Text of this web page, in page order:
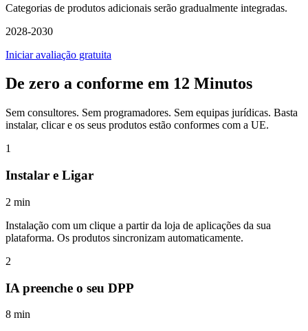
Categorias de produtos adicionais serão gradualmente integradas.
2028-2030
Iniciar avaliação gratuita
De zero a conforme em 12 Minutos
Sem consultores. Sem programadores. Sem equipas jurídicas. Basta
instalar, clicar e os seus produtos estão conformes com a UE.
1
Instalar e Ligar
2 min
Instalação com um clique a partir da loja de aplicações da sua
plataforma. Os produtos sincronizam automaticamente.
2
IA preenche o seu DPP
8 min